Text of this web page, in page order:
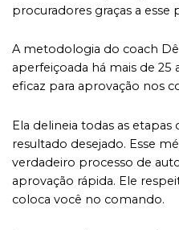
procuradores graças a esse
A metodologia do coach
aperfeiçoada há mais de
eficaz para aprovação nos
Ela delineia todas as
resultado desejado. Esse
verdadeiro processo de
aprovação rápida. Ele
coloca você no comando.